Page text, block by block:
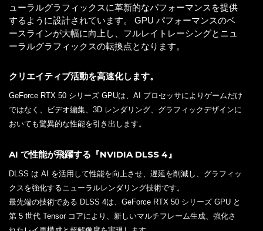
ューラルグラフィックスに革新的なパフォーマンスを提供
するように設計されています。 GPU パフォーマンスのベ
ースラインが大幅に向上し、フルレイトレーシングとニュ
ーラルグラフィックスの転換点となります。
クリエイティブ活動を高速化します。
GeForce RTX 50 シリーズ GPUは、AI プロセッサによりゲームだけ
ではなく、ビデオ編集、3D レンダリング、グラフィックデザインに
おいても驚異的な性能を引き出します。
AI で性能が飛躍する『NVIDIA DLSS 4』
DLSS は AI を活用して性能を向上させ、遅延を削減し、グラフィッ
クスを強化するニューラルレンダリング技術です。
最先端の技術である DLSS 4は、GeForce RTX 50 シリーズ GPU と
第 5 世代 Tensor コアにより、新しいマルチフレーム生成、強化さ